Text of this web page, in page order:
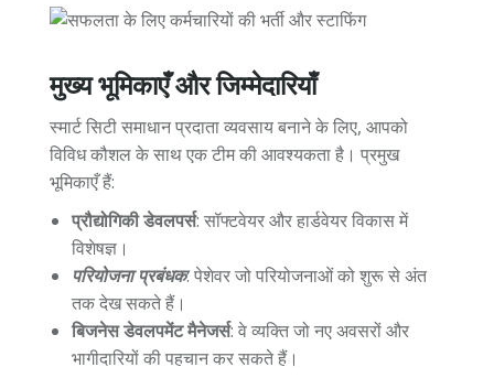
मुख्य भूमिकाएँ और जिम्मेदारियाँ
स्मार्ट सिटी समाधान प्रदाता व्यवसाय बनाने के लिए, आपको
विविध कौशल के साथ एक टीम की आवश्यकता है। प्रमुख
भूमिकाएँ हैं:
प्रौद्योगिकी डेवलपर्स: सॉफ्टवेयर और हार्डवेयर विकास में
विशेषज्ञ।
परियोजना प्रबंधक: पेशेवर जो परियोजनाओं को शुरू से अंत
तक देख सकते हैं।
बिजनेस डेवलपमेंट मैनेजर्स: वे व्यक्ति जो नए अवसरों और
भागीदारियों की पहचान कर सकते हैं।